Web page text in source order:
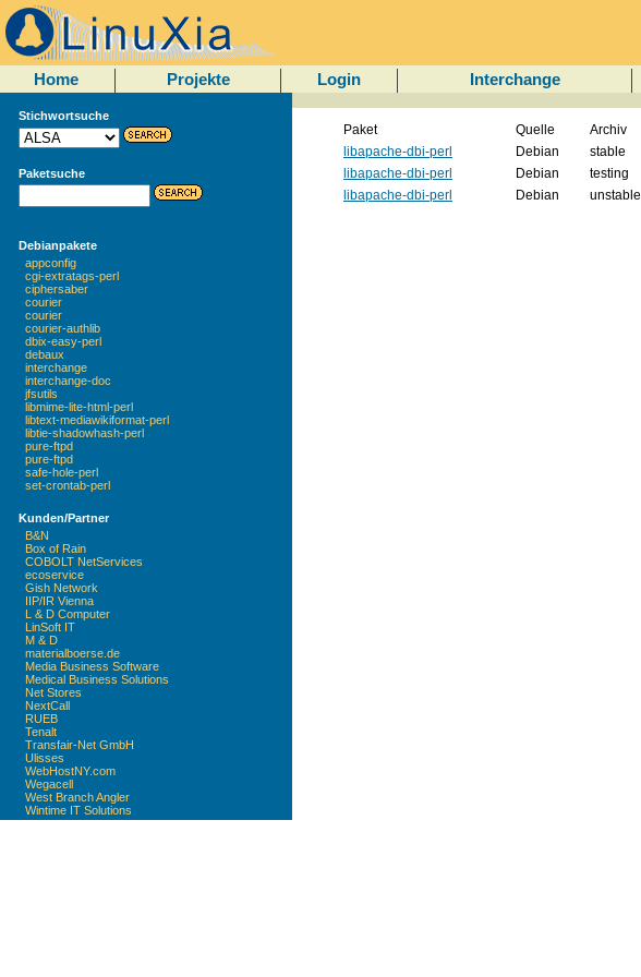
Home Projekte Login Interchange
Stichwortsuche
Paketsuche
Debianpakete
appconfig
cgi-extratags-perl
ciphersaber
courier
courier
courier-authlib
dbix-easy-perl
debaux
interchange
interchange-doc
jfsutils
libmime-lite-html-perl
libtext-mediawikiformat-perl
libtie-shadowhash-perl
pure-ftpd
pure-ftpd
safe-hole-perl
set-crontab-perl
Kunden/Partner
B&N
Box of Rain
COBOLT NetServices
ecoservice
Gish Network
IIP/IR Vienna
L & D Computer
LinSoft IT
M & D
materialboerse.de
Media Business Software
Medical Business Solutions
Net Stores
NextCall
RUEB
Tenalt
Transfair-Net GmbH
Ulisses
WebHostNY.com
Wegacell
West Branch Angler
Wintime IT Solutions
Paket
Quelle Archiv
libapache-dbi-perl
Debian stable
libapache-dbi-perl
Debian testing
libapache-dbi-perl
Debian unstable